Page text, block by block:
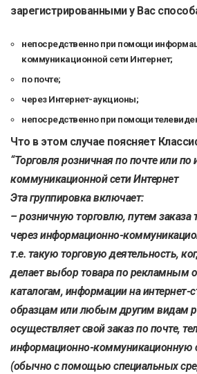
зарегистрированными у Вас
непосредственно при помощи
коммуникационной сети Интернет;
по почте;
через Интернет-аукционы;
непосредственно при помощи
Что в этом случае поясняет
“Торговля розничная по почте или
коммуникационной сети Интернет
Эта группировка включает:
– розничную торговлю, путем заказа
через информационно-
т.е. такую торговую деятельность,
делает выбор товара по рекламным
каталогам, информации на интернет-
образцам или любым другим видам
осуществляет свой заказ по почте,
информационно-коммуникационную
(обычно с помощью специальных